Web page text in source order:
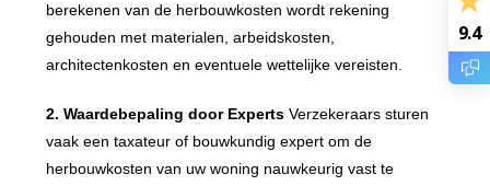
berekenen van de herbouwkosten wordt rekening
gehouden met materialen, arbeidskosten,
architectenkosten en eventuele wettelijke vereisten.
2. Waardebepaling door Experts Verzekeraars sturen
vaak een taxateur of bouwkundig expert om de
herbouwkosten van uw woning nauwkeurig vast te
9.4